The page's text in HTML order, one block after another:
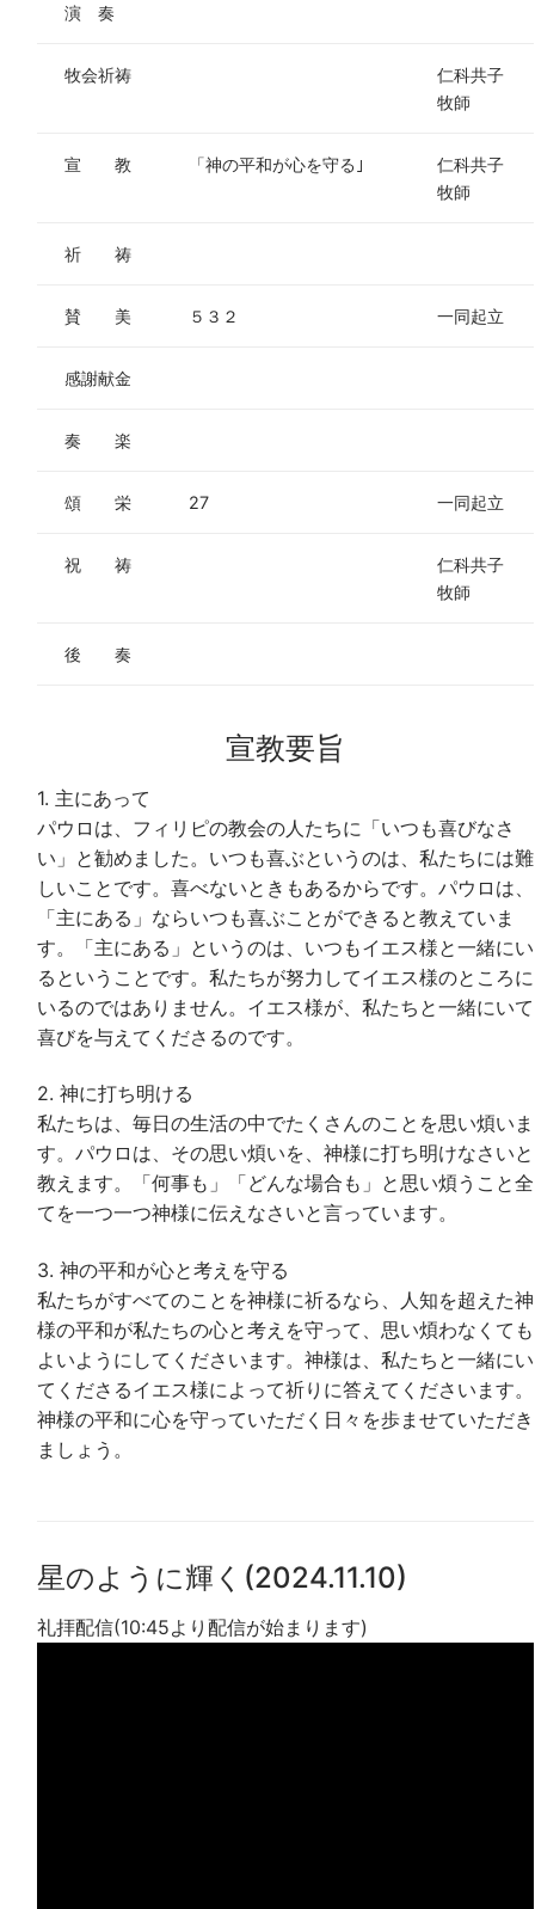
演 奏
牧会祈祷
仁科共子
牧師
宣 教 「神の平和が心を守る｣
仁科共子
牧師
祈 祷
賛 美 ５３２ 一同起立
感謝献金
奏 楽
頌 栄 27 一同起立
祝 祷
仁科共子
牧師
後 奏
宣教要旨
1. 主にあって
パウロは、フィリピの教会の人たちに「いつも喜びなさ
い」と勧めました。いつも喜ぶというのは、私たちには難
しいことです。喜べないときもあるからです。パウロは、
「主にある」ならいつも喜ぶことができると教えていま
す。「主にある」というのは、いつもイエス様と一緒にい
るということです。私たちが努力してイエス様のところに
いるのではありません。イエス様が、私たちと一緒にいて
喜びを与えてくださるのです。
2. 神に打ち明ける
私たちは、毎日の生活の中でたくさんのことを思い煩いま
す。パウロは、その思い煩いを、神様に打ち明けなさいと
教えます。「何事も」「どんな場合も」と思い煩うこと全
てを一つ一つ神様に伝えなさいと言っています。
3. 神の平和が心と考えを守る
私たちがすべてのことを神様に祈るなら、人知を超えた神
様の平和が私たちの心と考えを守って、思い煩わなくても
よいようにしてくださいます。神様は、私たちと一緒にい
てくださるイエス様によって祈りに答えてくださいます。
神様の平和に心を守っていただく日々を歩ませていただき
ましょう。
星のように輝く(2024.11.10)
礼拝配信(10:45より配信が始まります)